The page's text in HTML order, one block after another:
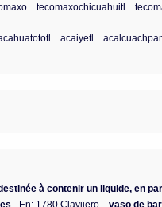
tecomaxochicuahuitl
acaiyetl
à contenir un liquide, en
- En: 1780 Clavijero vaso de